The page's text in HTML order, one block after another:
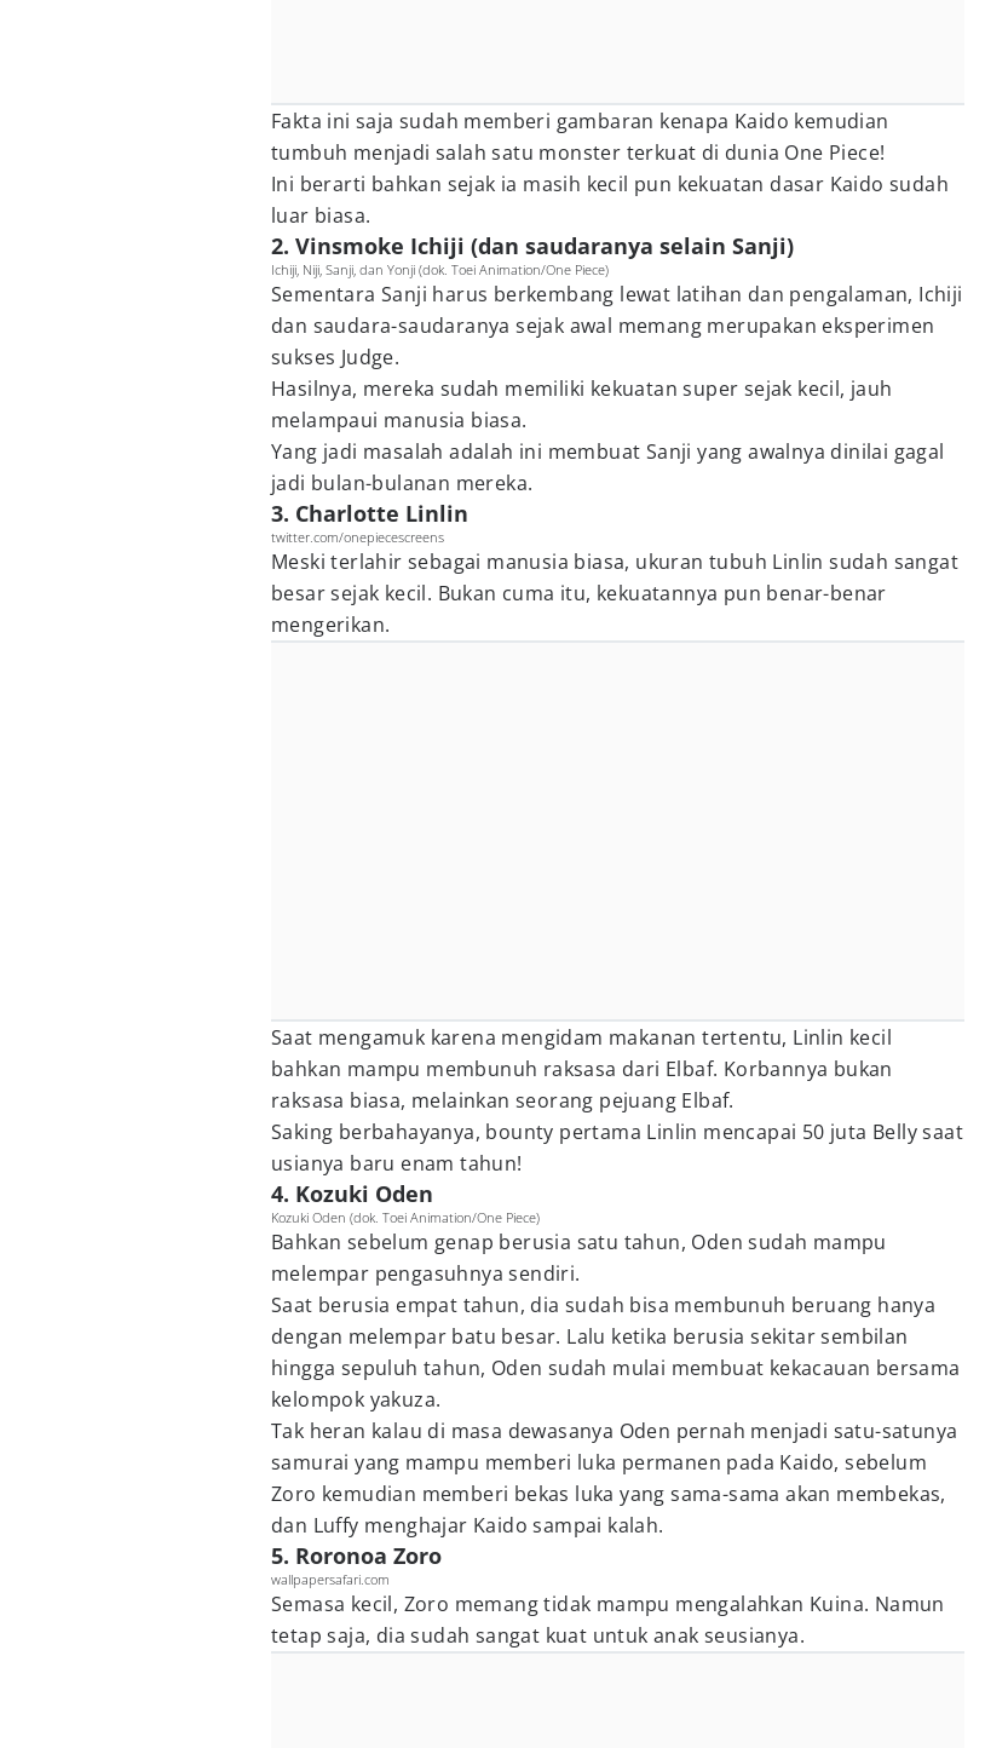
Fakta ini saja sudah memberi gambaran kenapa Kaido kemudian
tumbuh menjadi salah satu monster terkuat di dunia One Piece!
Ini berarti bahkan sejak ia masih kecil pun kekuatan dasar Kaido sudah
luar biasa.
2. Vinsmoke Ichiji (dan saudaranya selain Sanji)
Ichiji, Niji, Sanji, dan Yonji (dok. Toei Animation/One Piece)
Sementara Sanji harus berkembang lewat latihan dan pengalaman, Ichiji
dan saudara-saudaranya sejak awal memang merupakan eksperimen
sukses Judge.
Hasilnya, mereka sudah memiliki kekuatan super sejak kecil, jauh
melampaui manusia biasa.
Yang jadi masalah adalah ini membuat Sanji yang awalnya dinilai gagal
jadi bulan-bulanan mereka.
3. Charlotte Linlin
twitter.com/onepiecescreens
Meski terlahir sebagai manusia biasa, ukuran tubuh Linlin sudah sangat
besar sejak kecil. Bukan cuma itu, kekuatannya pun benar-benar
mengerikan.
Saat mengamuk karena mengidam makanan tertentu, Linlin kecil
bahkan mampu membunuh raksasa dari Elbaf. Korbannya bukan
raksasa biasa, melainkan seorang pejuang Elbaf.
Saking berbahayanya, bounty pertama Linlin mencapai 50 juta Belly saat
usianya baru enam tahun!
4. Kozuki Oden
Kozuki Oden (dok. Toei Animation/One Piece)
Bahkan sebelum genap berusia satu tahun, Oden sudah mampu
melempar pengasuhnya sendiri.
Saat berusia empat tahun, dia sudah bisa membunuh beruang hanya
dengan melempar batu besar. Lalu ketika berusia sekitar sembilan
hingga sepuluh tahun, Oden sudah mulai membuat kekacauan bersama
kelompok yakuza.
Tak heran kalau di masa dewasanya Oden pernah menjadi satu-satunya
samurai yang mampu memberi luka permanen pada Kaido, sebelum
Zoro kemudian memberi bekas luka yang sama-sama akan membekas,
dan Luffy menghajar Kaido sampai kalah.
5. Roronoa Zoro
wallpapersafari.com
Semasa kecil, Zoro memang tidak mampu mengalahkan Kuina. Namun
tetap saja, dia sudah sangat kuat untuk anak seusianya.